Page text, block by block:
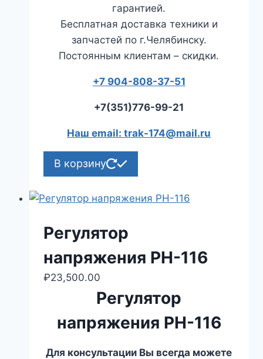
гарантией.
Бесплатная доставка техники и
запчастей по г.Челябинску.
Постоянным клиентам – скидки.
+7 904-808-37-51
+7(351)776-99-21
Наш email: trak-174@mail.ru
В корзину
Регулятор
напряжения РН-116
₽23,500.00
Регулятор
напряжения РН-116
Для консультации Вы всегда можете